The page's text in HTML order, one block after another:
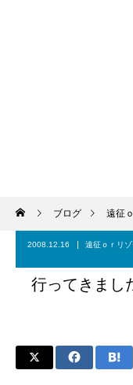
ブログ 遠征
2008.12.16 遠征ｏｒリゾ
行ってきまし